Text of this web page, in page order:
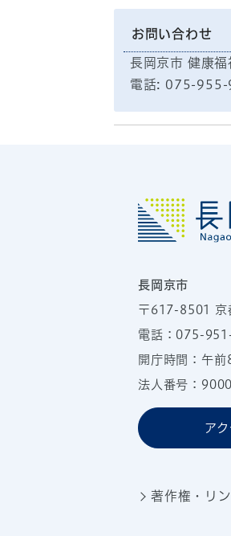
お問い合わせ
長岡京市 健康
電話: 075-
長岡京市
〒617-8501 京
電話：075-
開庁時間：午
法人番号：
ア
著作権・リ